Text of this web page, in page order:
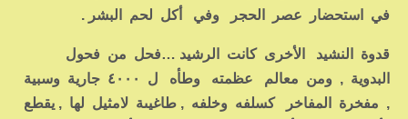
في استحضار عصر الحجر وفي أكل لحم البشر .
قدوة النشيد الأخرى كانت الرشيد …فحل من فحول
البدوية , ومن معالم عظمته وطأه ل ٤٠٠٠ جارية وسبية
, مفخرة المفاخر كسلفه وخلفه , طاغيىة لامثيل لها , يقطع